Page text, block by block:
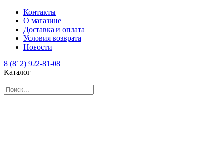
Контакты
О магазине
Доставка и оплата
Условия возврата
Новости
8 (812) 922-81-08
Каталог